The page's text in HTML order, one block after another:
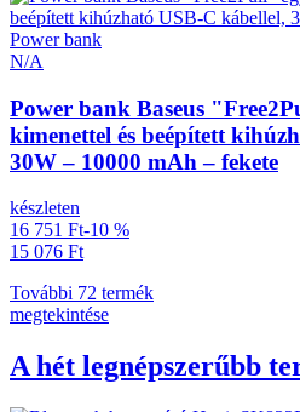
Power bank
N/A
Power bank Baseus
kimenettel és beépített
30W – 10000 mAh – fekete
készleten
16 751 Ft-10 %
15 076 Ft
További 72 termék
megtekintése
A hét legnépszerűbb